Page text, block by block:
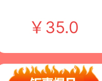
饮片有限公司
￥ 35.0